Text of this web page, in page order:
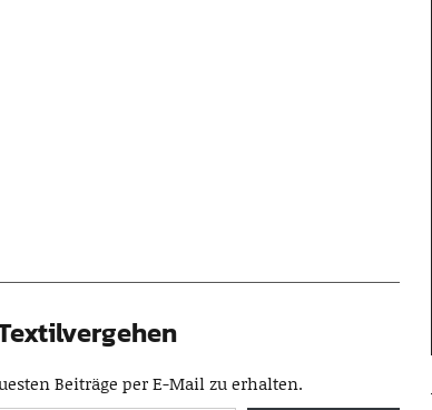
Beiträge per E-Mail zu erhalten.